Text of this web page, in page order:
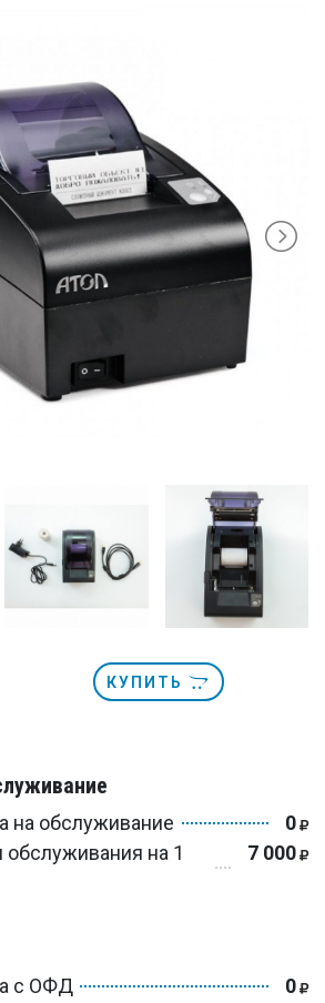
КУПИТЬ
на обслуживание
0
обслуживания на 1
7 000
с ОФД
0